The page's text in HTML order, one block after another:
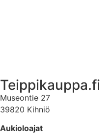
Teippikauppa.fi
Museontie 27
39820 Kihniö
Aukioloajat